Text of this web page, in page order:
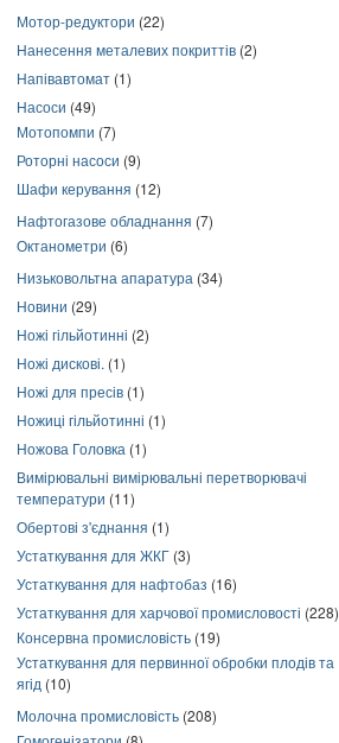
Мотор-редуктори (22)
Нанесення металевих покриттів (2)
Напівавтомат (1)
Насоси (49)
Мотопомпи (7)
Роторні насоси (9)
Шафи керування (12)
Нафтогазове обладнання (7)
Октанометри (6)
Низьковольтна апаратура (34)
Новини (29)
Ножі гільйотинні (2)
Ножі дискові. (1)
Ножі для пресів (1)
Ножиці гільйотинні (1)
Ножова Головка (1)
Вимірювальні вимірювальні перетворювачі
температури (11)
Обертові з'єднання (1)
Устаткування для ЖКГ (3)
Устаткування для нафтобаз (16)
Устаткування для харчової промисловості (228)
Консервна промисловість (19)
Устаткування для первинної обробки плодів та
ягід (10)
Молочна промисловість (208)